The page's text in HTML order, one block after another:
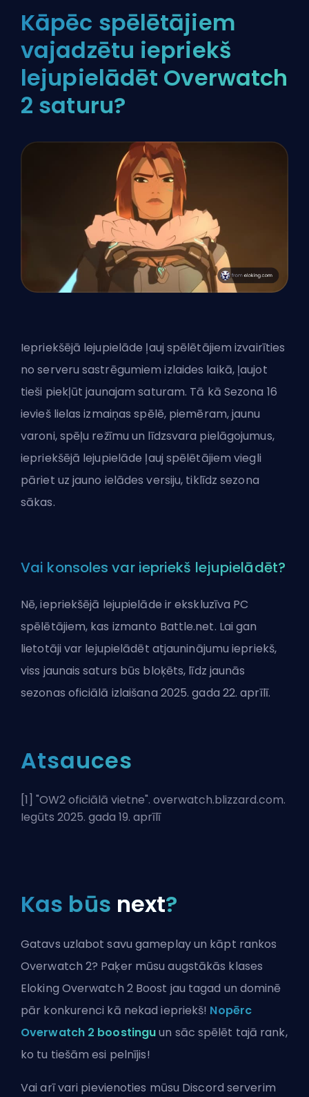
Kāpēc spēlētājiem
vajadzētu iepriekš
lejupielādēt Overwatch
2 saturu?
Iepriekšējā lejupielāde ļauj spēlētājiem izvairīties
no serveru sastrēgumiem izlaides laikā, ļaujot
tieši piekļūt jaunajam saturam. Tā kā Sezona 16
ievieš lielas izmaiņas spēlē, piemēram, jaunu
varoni, spēļu režīmu un līdzsvara pielāgojumus,
iepriekšējā lejupielāde ļauj spēlētājiem viegli
pāriet uz jauno ielādes versiju, tiklīdz sezona
sākas.
Vai konsoles var iepriekš lejupielādēt?
Nē, iepriekšējā lejupielāde ir ekskluzīva PC
spēlētājiem, kas izmanto Battle.net. Lai gan
lietotāji var lejupielādēt atjauninājumu iepriekš,
viss jaunais saturs būs bloķēts, līdz jaunās
sezonas oficiālā izlaišana 2025. gada 22. aprīlī.
Atsauces
[1] "OW2 oficiālā vietne". overwatch.blizzard.com.
Iegūts 2025. gada 19. aprīlī
Kas būs next?
Gatavs uzlabot savu gameplay un kāpt rankos
Overwatch 2? Paķer mūsu augstākās klases
Eloking Overwatch 2 Boost jau tagad un dominē
pār konkurenci kā nekad iepriekš! Nopērc
Overwatch 2 boostinguun sāc spēlēt tajā rank,
ko tu tiešām esi pelnījis!
Vai arī vari pievienoties mūsu Discord serverim